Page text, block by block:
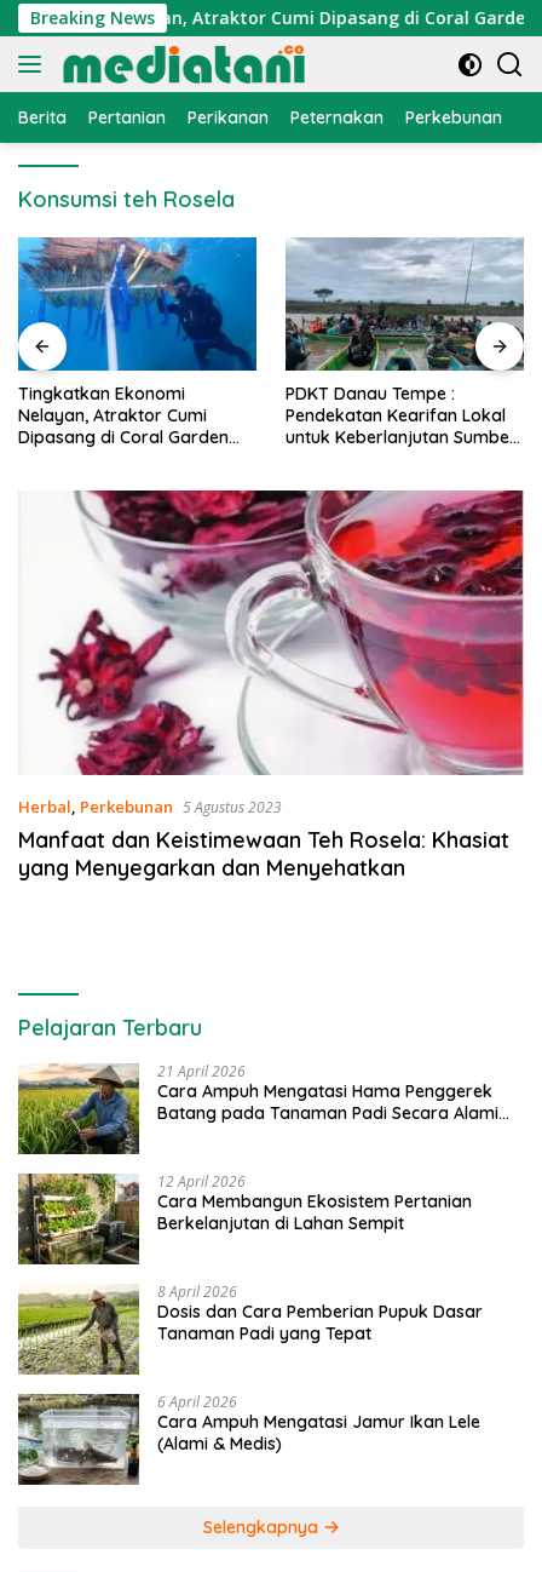
Langsung
ke
konten
Breaking News
Nelayan, Atraktor Cumi Dipasang di Coral Garden
Berita Pertanian Perikanan Peternakan Perkebunan
Konsumsi teh Rosela
PDKT Danau Tempe :
Pendekatan Kearifan Lokal
untuk Keberlanjutan Sumber
Cara Mengatasi
PMK pada Sapi Perah
Alami dan Medis
Herbal, Perkebunan 5 Agustus 2023
Manfaat dan Keistimewaan Teh Rosela: Khasiat
yang Menyegarkan dan Menyehatkan
Pelajaran Terbaru
21 April 2026
Cara Ampuh Mengatasi Hama Penggerek
Batang pada Tanaman Padi Secara Alami
12 April 2026
Cara Membangun Ekosistem Pertanian
Berkelanjutan di Lahan Sempit
8 April 2026
Dosis dan Cara Pemberian Pupuk Dasar
Tanaman Padi yang Tepat
6 April 2026
Cara Ampuh Mengatasi Jamur Ikan Lele
(Alami & Medis)
Selengkapnya